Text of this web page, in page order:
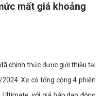
mất giá khoảng
chính thức được giới thiệu tại
Xe có tổng cộng 4 phiên